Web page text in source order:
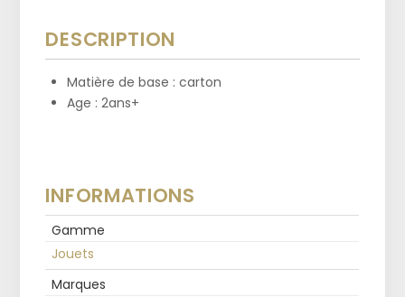
DESCRIPTION
Matière de base : carton
Age : 2ans+
INFORMATIONS
Gamme
Jouets
Marques